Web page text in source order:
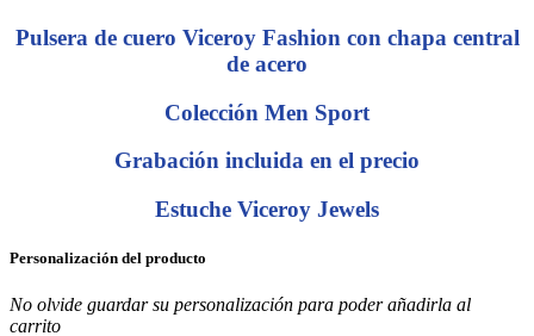
Pulsera de cuero Viceroy Fashion con chapa central
de acero
Colección Men Sport
Grabación incluida en el precio
Estuche Viceroy Jewels
Personalización del producto
No olvide guardar su personalización para poder añadirla al
carrito